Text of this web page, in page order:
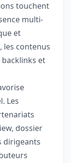
touchent
multi-
et
les contenus
et
Les
dossier
dirigeants